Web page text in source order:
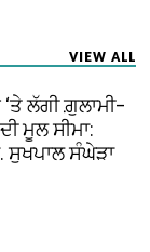
VIEW ALL
ਲੱਗੀ ਗ਼ੁਲਾਮੀ–
ਮੂਲ ਸੀਮਾ:
ਸੁਖਪਾਲ ਸੰਘੇੜਾ